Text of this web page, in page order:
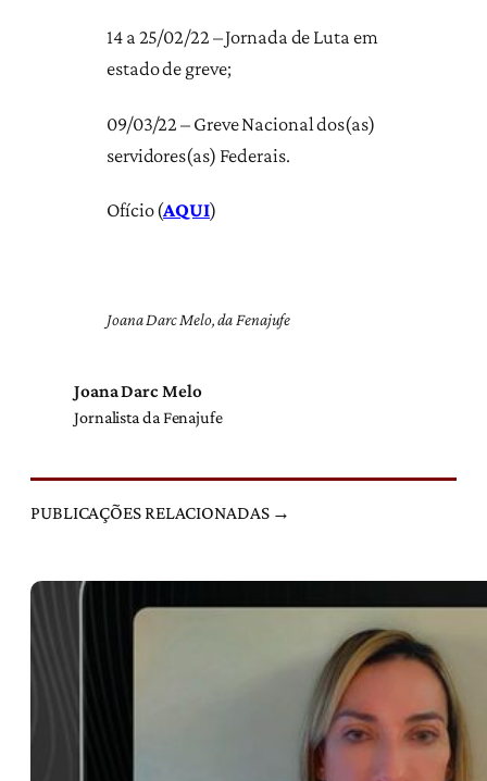
14 a 25/02/22 – Jornada de Luta em
estado de greve;
09/03/22 – Greve Nacional dos(as)
servidores(as) Federais.
Ofício (AQUI)
Joana Darc Melo, da Fenajufe
Joana Darc Melo
Jornalista da Fenajufe
PUBLICAÇÕES RELACIONADAS →